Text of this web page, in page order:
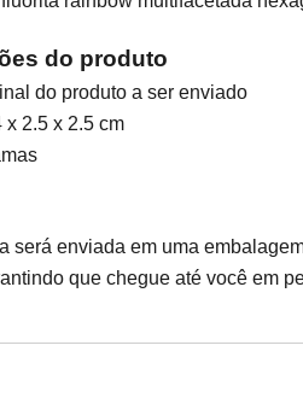
do produto
do produto a ser enviado
x 2.5 x 2.5 cm
será enviada em uma
que chegue até você em